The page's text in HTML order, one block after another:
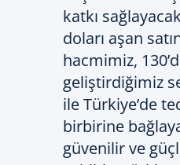
katkı
doları aşan
hacmimiz,
geliştirdiğimiz
ile Türkiye’de
birbirine
güvenilir ve